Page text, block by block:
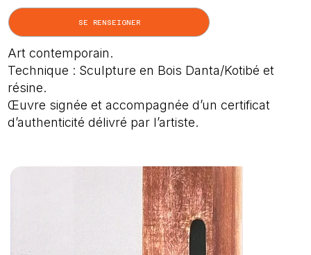
SE RENSEIGNER
Art contemporain.
Technique : Sculpture en Bois Danta/Kotibé et
résine.
Œuvre signée et accompagnée d’un certificat
d’authenticité délivré par l’artiste.